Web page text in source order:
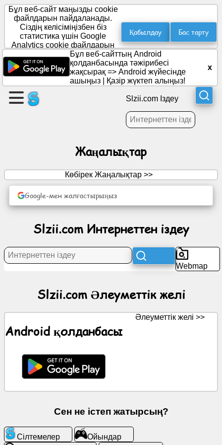
Бет
жасау
Топ
құру
Ойын-
сауық
Жаңалықтар
Контактілер
іздеу
Бұл веб-сайт маңызды cookie
файлдарын пайдаланады.
Сіздің келісіміңізбен біз
статистика үшін Google
Analytics cookie файлдарын
орналастырамыз.
Қабылдау Бас тарту
Бұл веб-сайттың Android
қолданбасында тәжірибесі
жақсырақ => Android жүйесінде
ашыңыз
Қазір жүктеп алыңыз!
x
Slzii.com Іздеу
Жаңалықтар
Көбірек Жаңалықтар >>
Google-мен жалғастырыңыз
Slzii.com Интернеттен іздеу
Webmap
Slzii.com Әлеуметтік желі
Android қолданбасы
Әлеуметтік желі >>
Сен не істеп жатырсың?
Сілтемелер
Ойындар